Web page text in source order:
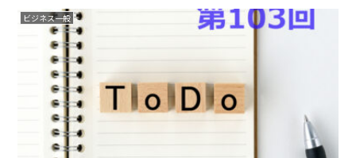
ビジネス一般